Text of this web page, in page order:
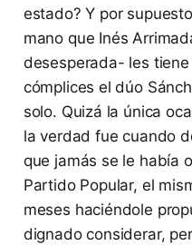
estado? Y por
mano que Inés
desesperada- les
cómplices el dúo
solo. Quizá la única
la verdad fue cuando
que jamás se le había
Partido Popular, el
meses haciéndole
dignado considerar,